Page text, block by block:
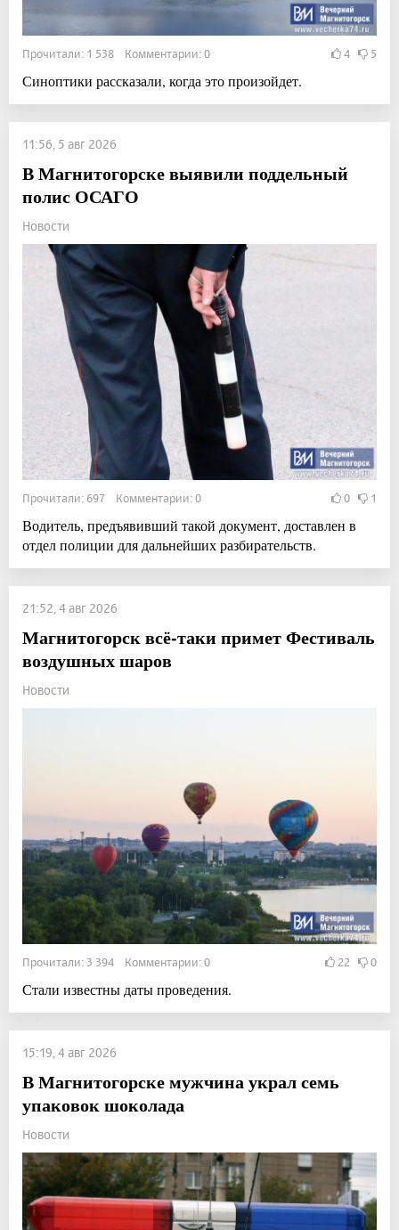
Прочитали: 1 538 Комментарии: 0 4 5
Синоптики рассказали, когда это произойдет.
11:56, 5 авг 2026
В Магнитогорске выявили поддельный
полис ОСАГО
Новости
Прочитали: 697 Комментарии: 0 0 1
Водитель, предъявивший такой документ, доставлен в
отдел полиции для дальнейших разбирательств.
21:52, 4 авг 2026
Магнитогорск всё-таки примет Фестиваль
воздушных шаров
Новости
Прочитали: 3 394 Комментарии: 0 22 0
Стали известны даты проведения.
15:19, 4 авг 2026
В Магнитогорске мужчина украл семь
упаковок шоколада
Новости